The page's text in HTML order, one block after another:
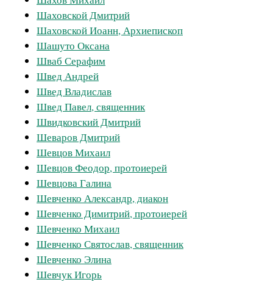
Шаховской Дмитрий
Шаховской Иоанн, Архиепископ
Шашуто Оксана
Шваб Серафим
Швед Андрей
Швед Владислав
Швед Павел, священник
Швидковский Дмитрий
Шеваров Дмитрий
Шевцов Михаил
Шевцов Феодор, протоиерей
Шевцова Галина
Шевченко Александр, диакон
Шевченко Димитрий, протоиерей
Шевченко Михаил
Шевченко Святослав, священник
Шевченко Элина
Шевчук Игорь